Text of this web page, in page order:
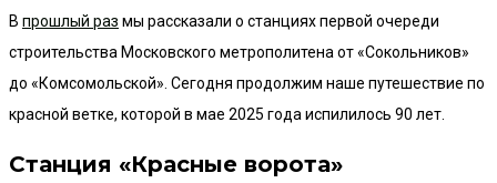
В прошлый раз мы рассказали о станциях первой очереди
строительства Московского метрополитена от «Сокольников»
до «Комсомольской». Сегодня продолжим наше путешествие по
красной ветке, которой в мае 2025 года испилилось 90 лет.
Станция «Красные ворота»